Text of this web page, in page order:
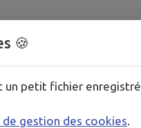
🍪
un petit fichier enregistré
gestion des cookies